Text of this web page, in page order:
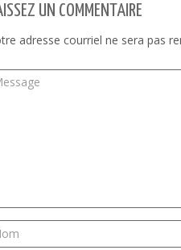
UN COMMENTAIRE
adresse courriel ne sera pas